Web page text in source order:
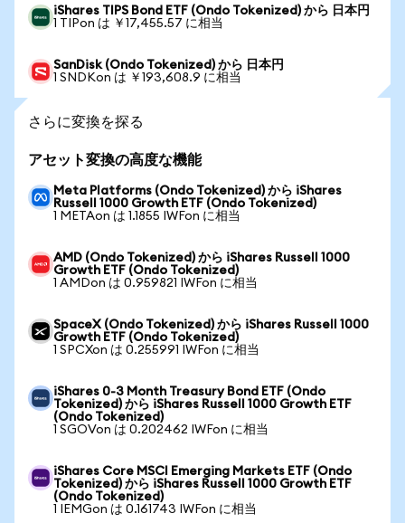
iShares TIPS Bond ETF (Ondo Tokenized) から 日本円
1 TIPon は ￥17,455.57 に相当
SanDisk (Ondo Tokenized) から 日本円
1 SNDKon は ￥193,608.9 に相当
さらに変換を探る
アセット変換の高度な機能
Meta Platforms (Ondo Tokenized) から iShares
Russell 1000 Growth ETF (Ondo Tokenized)
1 METAon は 1.1855 IWFon に相当
AMD (Ondo Tokenized) から iShares Russell 1000
Growth ETF (Ondo Tokenized)
1 AMDon は 0.959821 IWFon に相当
SpaceX (Ondo Tokenized) から iShares Russell 1000
Growth ETF (Ondo Tokenized)
1 SPCXon は 0.255991 IWFon に相当
iShares 0-3 Month Treasury Bond ETF (Ondo
Tokenized) から iShares Russell 1000 Growth ETF
(Ondo Tokenized)
1 SGOVon は 0.202462 IWFon に相当
iShares Core MSCI Emerging Markets ETF (Ondo
Tokenized) から iShares Russell 1000 Growth ETF
(Ondo Tokenized)
1 IEMGon は 0.161743 IWFon に相当